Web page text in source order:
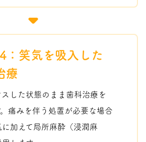
：笑気を吸入した
療
スした状態のまま歯科治療を
痛みを伴う処置が必要な場合
に加えて局所麻酔（浸潤麻